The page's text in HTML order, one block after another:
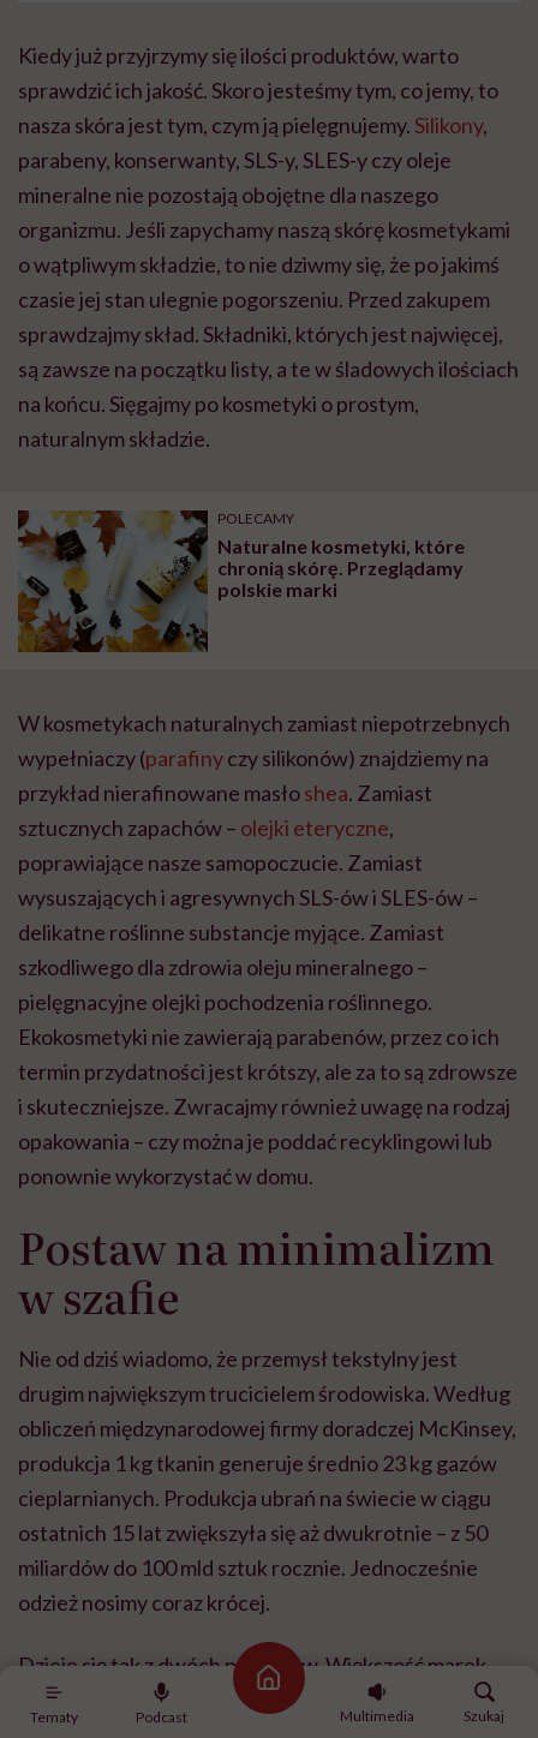
Tematy Podcast
Strona główna
Multimedia
Szukaj
Kiedy już przyjrzymy się ilości produktów, warto
sprawdzić ich jakość. Skoro jesteśmy tym, co jemy, to
nasza skóra jest tym, czym ją pielęgnujemy. Silikony,
parabeny, konserwanty, SLS-y, SLES-y czy oleje
mineralne nie pozostają obojętne dla naszego
organizmu. Jeśli zapychamy naszą skórę kosmetykami
o wątpliwym składzie, to nie dziwmy się, że po jakimś
czasie jej stan ulegnie pogorszeniu. Przed zakupem
sprawdzajmy skład. Składniki, których jest najwięcej,
są zawsze na początku listy, a te w śladowych ilościach
na końcu. Sięgajmy po kosmetyki o prostym,
naturalnym składzie.
POLECAMY
Naturalne kosmetyki, które
chronią skórę. Przeglądamy
polskie marki
W kosmetykach naturalnych zamiast niepotrzebnych
wypełniaczy (parafinyczy silikonów) znajdziemy na
przykład nierafinowane masłoshea. Zamiast
sztucznych zapachów – olejki eteryczne,
poprawiające nasze samopoczucie. Zamiast
wysuszających i agresywnych SLS-ów i SLES-ów –
delikatne roślinne substancje myjące. Zamiast
szkodliwego dla zdrowia oleju mineralnego –
pielęgnacyjne olejki pochodzenia roślinnego.
Ekokosmetyki nie zawierają parabenów, przez co ich
termin przydatności jest krótszy, ale za to są zdrowsze
i skuteczniejsze. Zwracajmy również uwagę na rodzaj
opakowania – czy można je poddać recyklingowi lub
ponownie wykorzystać w domu.
Postaw na minimalizm
w szafie
Nie od dziś wiadomo, że przemysł tekstylny jest
drugim największym trucicielem środowiska. Według
obliczeń międzynarodowej firmy doradczej McKinsey,
produkcja 1 kg tkanin generuje średnio 23 kg gazów
cieplarnianych. Produkcja ubrań na świecie w ciągu
ostatnich 15 lat zwiększyła się aż dwukrotnie – z 50
miliardów do 100 mld sztuk rocznie. Jednocześnie
odzież nosimy coraz krócej.
Dzieje się tak z dwóch powodów. Większość marek
opiera się o model szybkiej mody. Sieciówki takie jak